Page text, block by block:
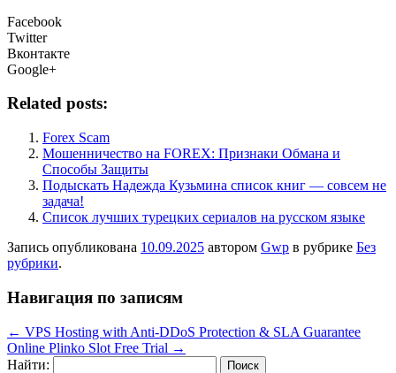
Facebook
Twitter
Вконтакте
Google+
Related posts:
Forex Scam
Мошенничество на FOREX: Признаки Обмана и
Способы Защиты
Подыскать Надежда Кузьмина список книг — совсем не
задача!
Список лучших турецких сериалов на русском языке
Запись опубликована 10.09.2025 автором Gwp в рубрике Без
рубрики.
Навигация по записям
← VPS Hosting with Anti-DDoS Protection & SLA Guarantee
Online Plinko Slot Free Trial →
Найти: